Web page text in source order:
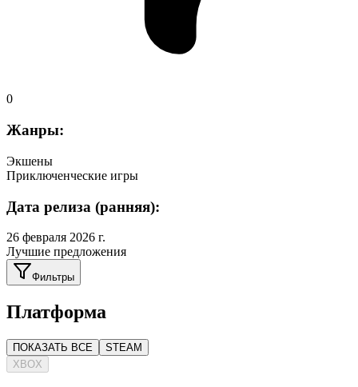
0
Жанры:
Экшены
Приключенческие игры
Дата релиза (ранняя):
26 февраля 2026 г.
Лучшие предложения
Фильтры
Платформа
ПОКАЗАТЬ ВСЕ
STEAM
XBOX